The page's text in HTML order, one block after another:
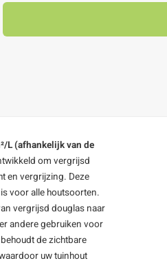
L (afhankelijk van de
om vergrijsd
en vergrijzing. Deze
voor alle houtsoorten.
vergrijsd douglas naar
andere gebruiken voor
de zichtbare
uw tuinhout